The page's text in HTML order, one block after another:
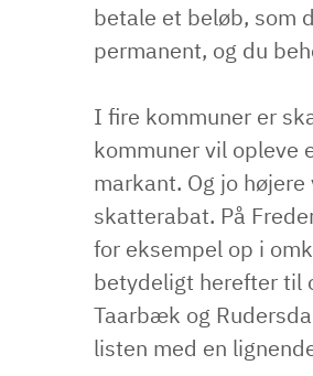
betale et beløb, som
permanent, og du
I fire kommuner er
kommuner vil
markant. Og jo
skatterabat. På
for eksempel op i
betydeligt herefter til
Taarbæk og
listen med en